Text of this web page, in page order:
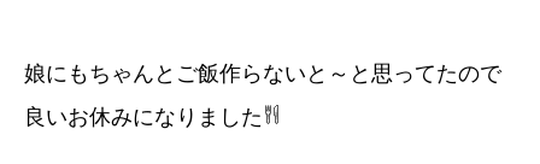
娘にもちゃんとご飯作らないと～と思ってたので
良いお休みになりました